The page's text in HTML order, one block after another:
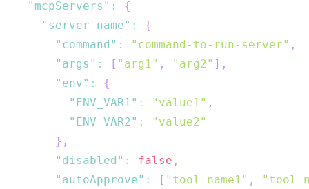
"mcpServers" :
{
"server-name" :
{
"command" : "command-to-run-server" ,
"args" : [ "arg1" , "arg2" ] ,
"env" :
{
"ENV_VAR1" : "value1" ,
"ENV_VAR2" :
"value2"
} ,
"disabled" : false ,
"autoApprove" : [ "tool_name1" ,